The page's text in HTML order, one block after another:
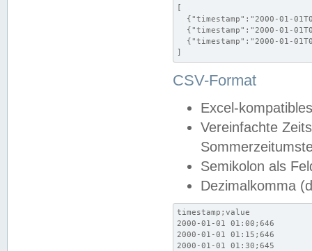
[
{"timestamp":"2000-01-
{"timestamp":"2000-01-
{"timestamp":"2000-01-
]
CSV-Format
Excel-
Vereinfachte
Semikolon als
Dezimalkomma
timestamp;value
2000-01-01 01:00;646
2000-01-01 01:15;646
2000-01-01 01:30;645